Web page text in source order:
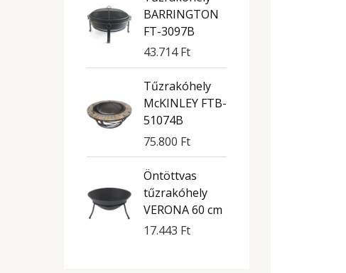
BARRINGTON
FT-3097B
43.714Ft
Tűzrakóhely
McKINLEY FTB-
51074B
75.800 Ft
Öntöttvas
tűzrakóhely
VERONA 60 cm
17.443 Ft